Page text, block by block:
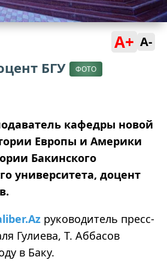
A+ A-
БГУ ФОТО
кафедры новой
Европы и Америки
Бакинского
университета, доцент
руководитель пресс-
Гулиева, Т. Аббасов
в Баку.